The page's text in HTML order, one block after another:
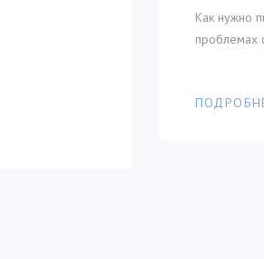
Как нужно
проблемах